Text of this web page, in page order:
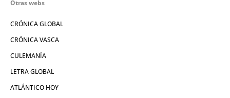
Otras webs
CRÓNICA GLOBAL
CRÓNICA VASCA
CULEMANÍA
LETRA GLOBAL
ATLÁNTICO HOY